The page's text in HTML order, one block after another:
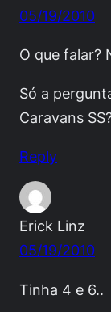
05/19/2010
O que falar?
Só a
Caravans
Reply
Erick Linz
05/19/2010
Tinha 4 e 6..